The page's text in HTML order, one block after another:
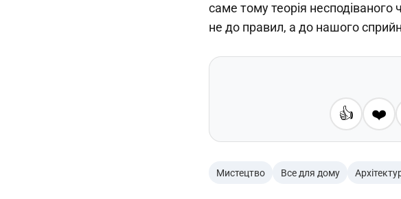
саме тому теорія
не до правил, а до нашого
👍 ❤️
Мистецтво Все для дому